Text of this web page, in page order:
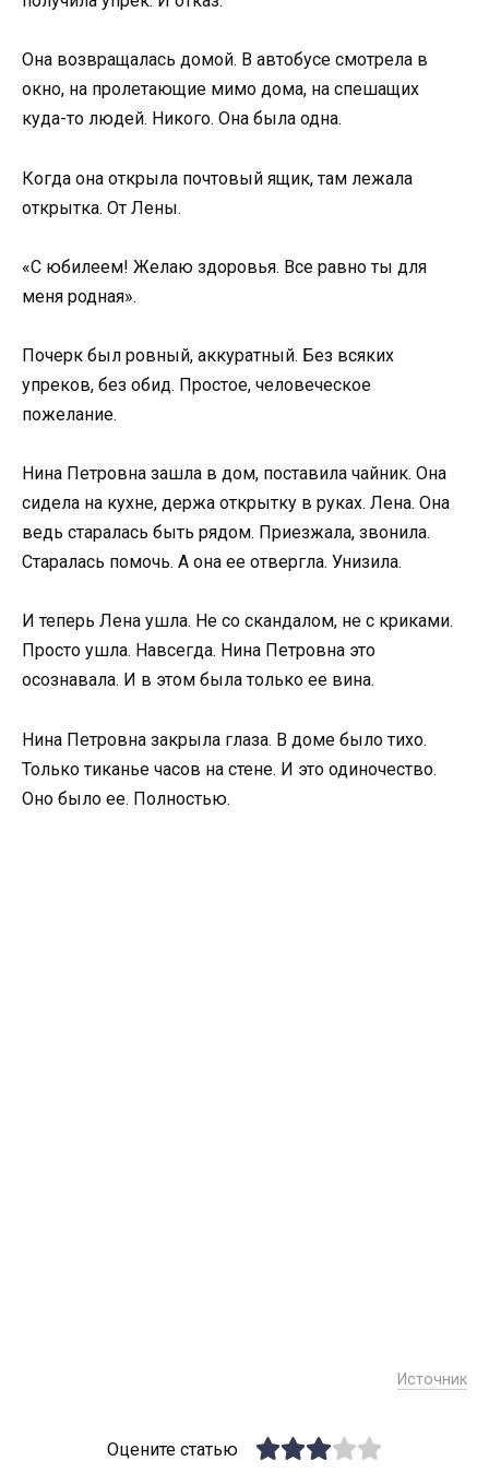
Она возвращалась домой. В автобусе смотрела в
окно, на пролетающие мимо дома, на спешащих
куда-то людей. Никого. Она была одна.
Когда она открыла почтовый ящик, там лежала
открытка. От Лены.
«С юбилеем! Желаю здоровья. Все равно ты для
меня родная».
Почерк был ровный, аккуратный. Без всяких
упреков, без обид. Простое, человеческое
пожелание.
Нина Петровна зашла в дом, поставила чайник. Она
сидела на кухне, держа открытку в руках. Лена. Она
ведь старалась быть рядом. Приезжала, звонила.
Старалась помочь. А она ее отвергла. Унизила.
И теперь Лена ушла. Не со скандалом, не с криками.
Просто ушла. Навсегда. Нина Петровна это
осознавала. И в этом была только ее вина.
Нина Петровна закрыла глаза. В доме было тихо.
Только тиканье часов на стене. И это одиночество.
Оно было ее. Полностью.
Источник
Оцените статью